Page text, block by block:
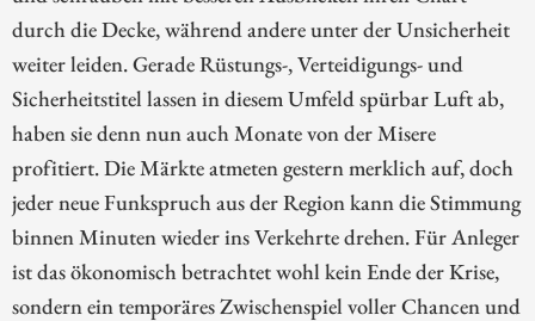
durch die Decke, während andere unter der Unsicherheit
weiter leiden. Gerade Rüstungs-, Verteidigungs- und
Sicherheitstitel lassen in diesem Umfeld spürbar Luft ab,
haben sie denn nun auch Monate von der Misere
profitiert. Die Märkte atmeten gestern merklich auf, doch
jeder neue Funkspruch aus der Region kann die Stimmung
binnen Minuten wieder ins Verkehrte drehen. Für Anleger
ist das ökonomisch betrachtet wohl kein Ende der Krise,
sondern ein temporäres Zwischenspiel voller Chancen und